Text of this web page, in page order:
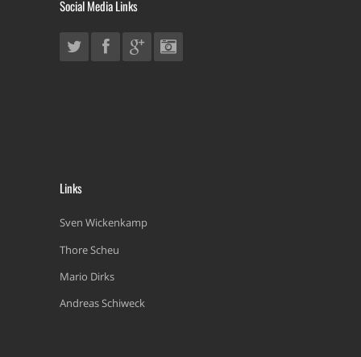
Social Media Links
Links
Sven Wickenkamp
Thore Scheu
Mario Dirks
Andreas Schiweck